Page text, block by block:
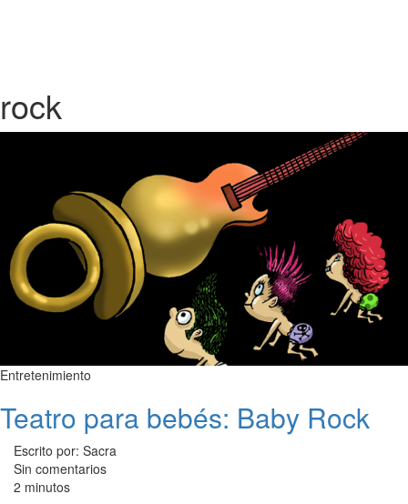
rock
Entretenimiento
Teatro para bebés: Baby Rock
Escrito por: Sacra
Sin comentarios
2 minutos